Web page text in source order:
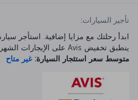
تأجير السيارات:
ينطبق تخفيض Avis على الإيجارات الشهرية لمسافة 4,000 ميل.
متوسط سعر استئجار السيارة: غير متاح